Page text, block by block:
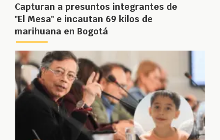
Capturan a presuntos integrantes de
"El Mesa" e incautan 69 kilos de
marihuana en Bogotá